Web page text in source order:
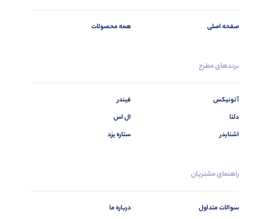
صفحه اصلی همه محصولات
برندهای مطرح
آتونیکس
دلتا
اشنایدر
فیندر
ال اس
ستاره یزد
راهنمای مشتریان
سوالات متداول
درباره ما